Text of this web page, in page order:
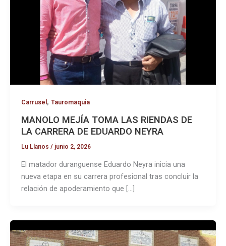
Carrusel , Tauromaquia
MANOLO MEJÍA TOMA LAS RIENDAS DE
LA CARRERA DE EDUARDO NEYRA
Lu Llanos / junio 2, 2026
El matador duranguense Eduardo Neyra inicia una
nueva etapa en su carrera profesional tras concluir la
relación de apoderamiento que […]